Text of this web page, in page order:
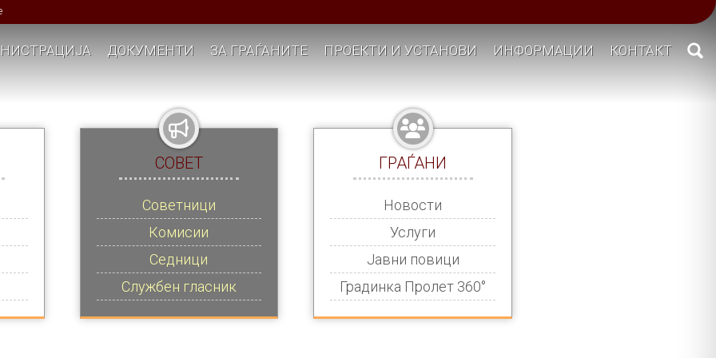
ДОКУМЕНТИ ЗА ГРАЃАНИТЕ ПРОЕКТИ И УСТАНОВИ ИНФОРМАЦИИ КОНТАКТ
СОВЕТ
Советници
Комисии
Седници
Службен гласник
ГРАЃАНИ
Новости
Услуги
Јавни повици
Градинка Пролет 360°